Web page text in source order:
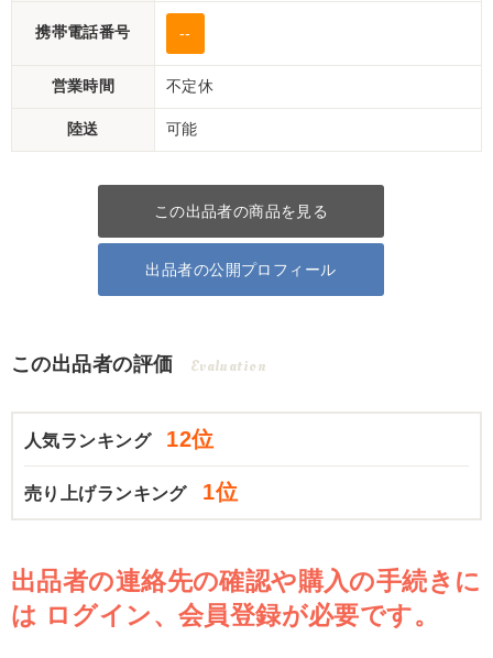
携帯電話番号 --
営業時間 不定休
陸送 可能
この出品者の商品を見る
出品者の公開プロフィール
この出品者の評価 Evaluation
人気ランキング 12位
売り上げランキング 1位
出品者の連絡先の確認や購入の手続きに
は ログイン、会員登録が必要です。